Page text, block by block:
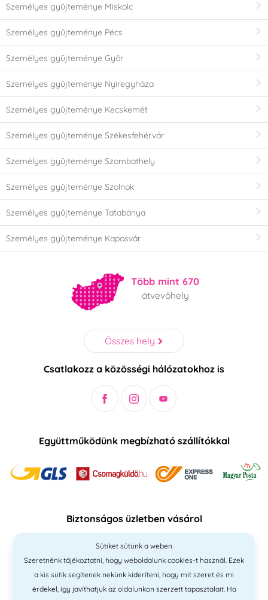
Személyes gyűjteménye Miskolc
Személyes gyűjteménye Pécs
Személyes gyűjteménye Győr
Személyes gyűjteménye Nyíregyháza
Személyes gyűjteménye Kecskemét
Személyes gyűjteménye Székesfehérvár
Személyes gyűjteménye Szombathely
Személyes gyűjteménye Szolnok
Személyes gyűjteménye Tatabánya
Személyes gyűjteménye Kaposvár
Több mint 670
átvevőhely
Összes hely
Csatlakozz a közösségi hálózatokhoz is
Együttműködünk megbízható szállítókkal
Biztonságos üzletben vásárol
Sütiket sütünk a weben
Szeretnénk tájékoztatni, hogy weboldalunk cookies-t használ. Ezek
a kis sütik segítenek nekünk kideríteni, hogy mit szeret és mi
érdekel, így javíthatjuk az oldalunkon szerzett tapasztalait. Ha